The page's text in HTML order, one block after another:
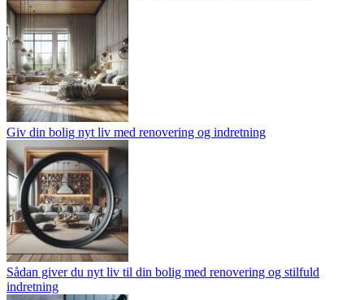
Giv din bolig nyt liv med renovering og indretning
Sådan giver du nyt liv til din bolig med renovering og stilfuld
indretning